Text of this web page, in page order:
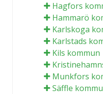
Hagfors
Hammarö
Karlskoga
Karlstads
Kils kommun
Munkfors
Säffle